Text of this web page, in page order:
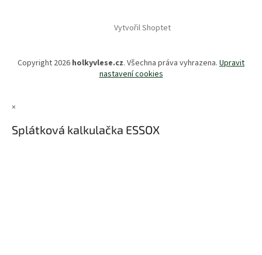
Vytvořil Shoptet
Copyright 2026 holkyvlese.cz. Všechna práva vyhrazena. Upravit
nastavení cookies
×
Splátková kalkulačka ESSOX